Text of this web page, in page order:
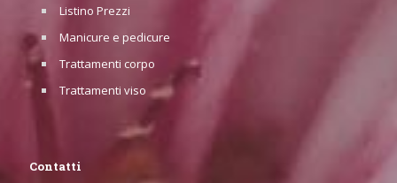
Listino Prezzi
Manicure e pedicure
Trattamenti corpo
Trattamenti viso
Contatti